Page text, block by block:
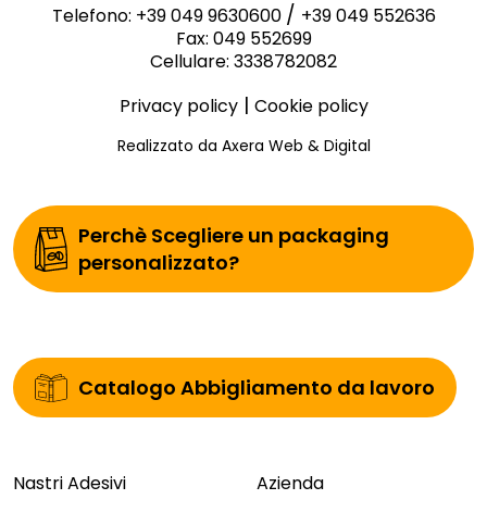
Telefono: +39 049 9630600 / +39 049 552636
Fax: 049 552699
Cellulare: 3338782082
Privacy policy| Cookie policy
Realizzato da Axera Web & Digital
Perchè Scegliere un packaging
personalizzato?
Catalogo Abbigliamento da lavoro
Nastri Adesivi
Azienda